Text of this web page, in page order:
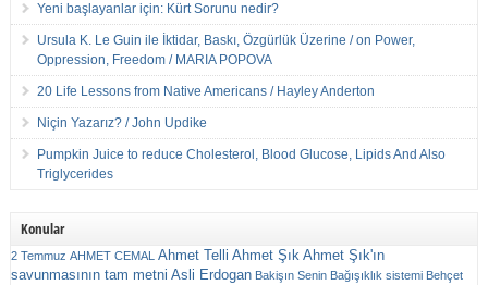
Yeni başlayanlar için: Kürt Sorunu nedir?
Ursula K. Le Guin ile İktidar, Baskı, Özgürlük Üzerine / on Power,
Oppression, Freedom / MARIA POPOVA
20 Life Lessons from Native Americans / Hayley Anderton
Niçin Yazarız? / John Updike
Pumpkin Juice to reduce Cholesterol, Blood Glucose, Lipids And Also
Triglycerides
Konular
2 Temmuz AHMET CEMAL Ahmet Telli Ahmet Şık Ahmet Şık'ın
savunmasının tam metni Asli Erdogan Bakişın Senin Bağışıklık sistemi Behçet